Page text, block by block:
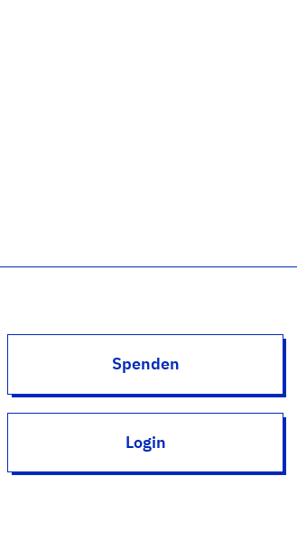
Spenden
Login